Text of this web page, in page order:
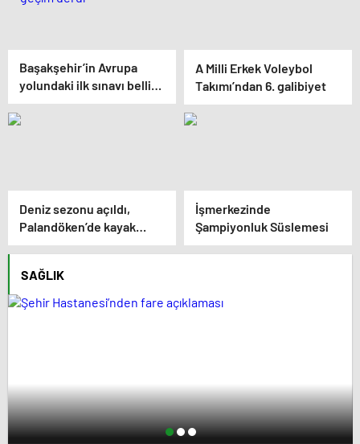
Başakşehir’in Avrupa
yolundaki ilk sınavı belli
oldu
A Milli Erkek Voleybol
Takımı’ndan 6. galibiyet
Deniz sezonu açıldı,
Palandöken’de kayak
yarışı yapıldı
İşmerkezinde
Şampiyonluk Süslemesi
SAĞLIK